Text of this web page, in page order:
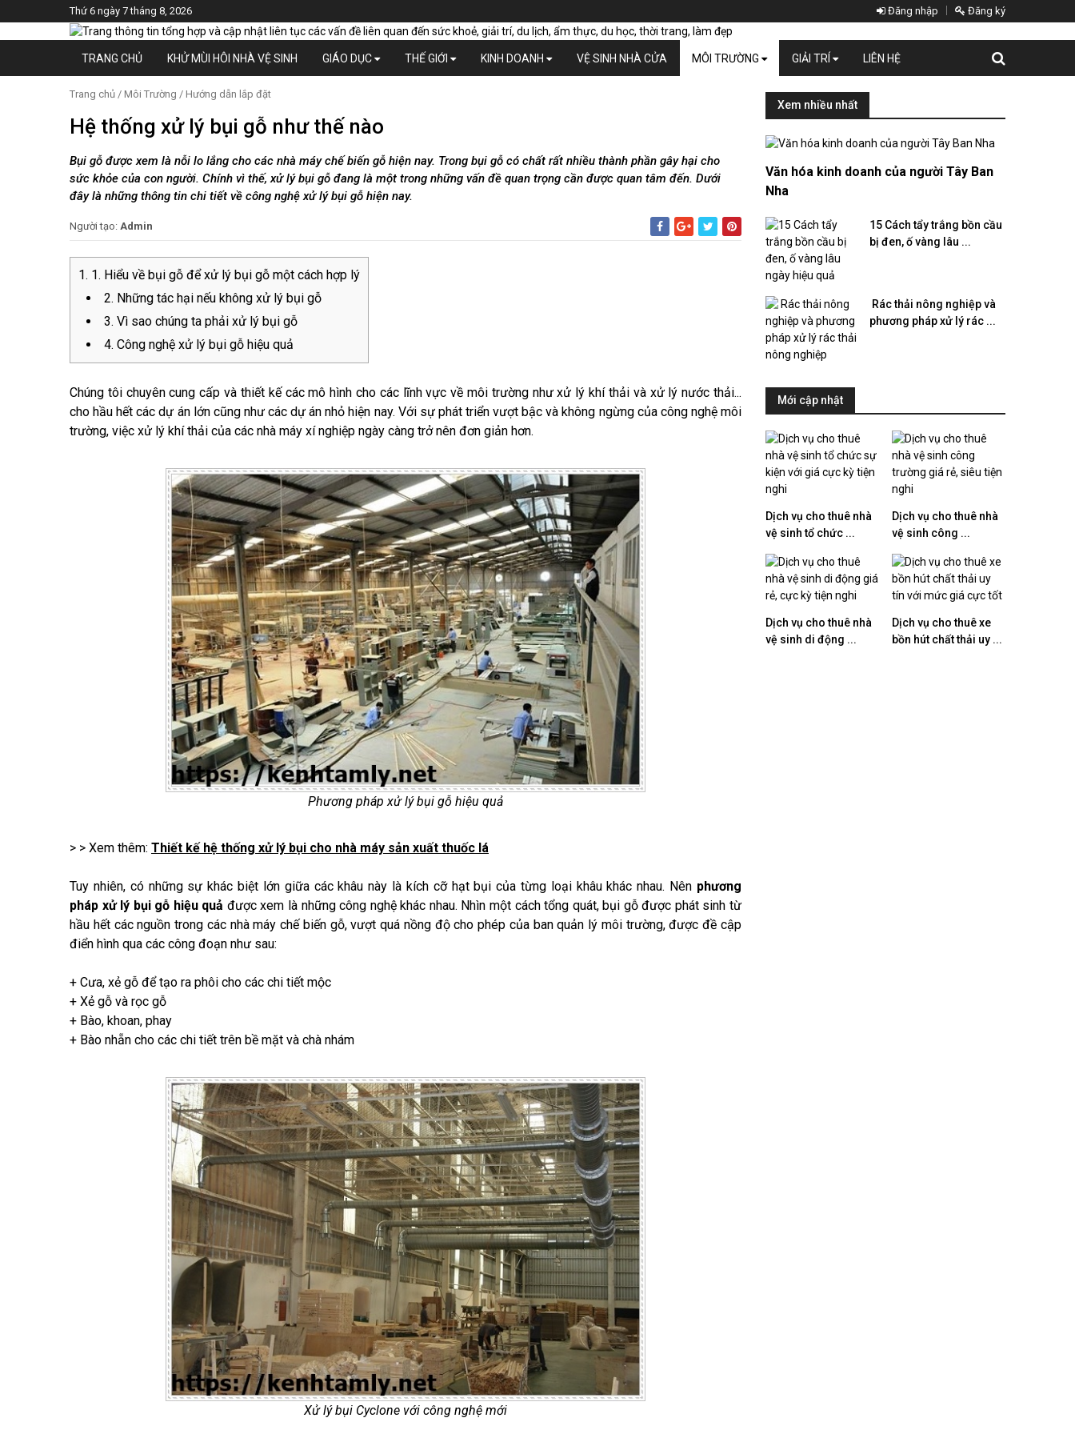
Thứ 6 ngày 7 tháng 8, 2026 Đăng nhập Đăng ký
TRANG CHỦ KHỬ MÙI HÔI NHÀ VỆ SINH GIÁO DỤC THẾ GIỚI KINH DOANH VỆ SINH NHÀ CỬA MÔI TRƯỜNG GIẢI TRÍ LIÊN HỆ
Trang chủ / Môi Trường / Hướng dẫn lắp đặt
Hệ thống xử lý bụi gỗ như thế nào
Bụi gỗ được xem là nỗi lo lắng cho các nhà máy chế biến gỗ hiện nay. Trong bụi gỗ có chất rất nhiều thành phần gây hại cho
sức khỏe của con người. Chính vì thế, xử lý bụi gỗ đang là một trong những vấn đề quan trọng cần được quan tâm đến. Dưới
đây là những thông tin chi tiết về công nghệ xử lý bụi gỗ hiện nay.
Người tạo: Admin
1. Hiểu về bụi gỗ để xử lý bụi gỗ một cách hợp lý
2. Những tác hại nếu không xử lý bụi gỗ
3. Vì sao chúng ta phải xử lý bụi gỗ
4. Công nghệ xử lý bụi gỗ hiệu quả
Chúng tôi chuyên cung cấp và thiết kế các mô hình cho các lĩnh vực về môi trường như xử lý khí thải và xử lý nước thải...
cho hầu hết các dự án lớn cũng như các dự án nhỏ hiện nay. Với sự phát triển vượt bậc và không ngừng của công nghệ môi
trường, việc xử lý khí thải của các nhà máy xí nghiệp ngày càng trở nên đơn giản hơn.
Phương pháp xử lý bụi gỗ hiệu quả
> > Xem thêm: Thiết kế hệ thống xử lý bụi cho nhà máy sản xuất thuốc lá
Tuy nhiên, có những sự khác biệt lớn giữa các khâu này là kích cỡ hạt bụi của từng loại khâu khác nhau. Nên phương
pháp xử lý bụi gỗ hiệu quả được xem là những công nghệ khác nhau. Nhìn một cách tổng quát, bụi gỗ được phát sinh từ
hầu hết các nguồn trong các nhà máy chế biến gỗ, vượt quá nồng độ cho phép của ban quản lý môi trường, được đề cập
điển hình qua các công đoạn như sau:
+ Cưa, xẻ gỗ để tạo ra phôi cho các chi tiết mộc
+ Xẻ gỗ và rọc gỗ
+ Bào, khoan, phay
+ Bào nhẵn cho các chi tiết trên bề mặt và chà nhám
Xử lý bụi Cyclone với công nghệ mới
Xem nhiều nhất
Văn hóa kinh doanh của người Tây Ban
Nha
15 Cách tẩy trắng bồn cầu
bị đen, ố vàng lâu ...
​ Rác thải nông nghiệp và
phương pháp xử lý rác ...
Mới cập nhật
Dịch vụ cho thuê nhà
vệ sinh tổ chức ...
Dịch vụ cho thuê nhà
vệ sinh công ...
Dịch vụ cho thuê nhà
vệ sinh di động ...
Dịch vụ cho thuê xe
bồn hút chất thải uy ...